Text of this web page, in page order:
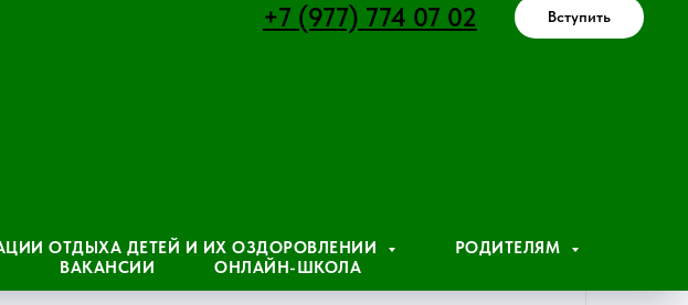
+7 (977) 774 07 02 Вступить
ОТДЫХА ДЕТЕЙ И ИХ ОЗДОРОВЛЕНИИ
РОДИТЕЛЯМ
ВАКАНСИИ ОНЛАЙН-ШКОЛА